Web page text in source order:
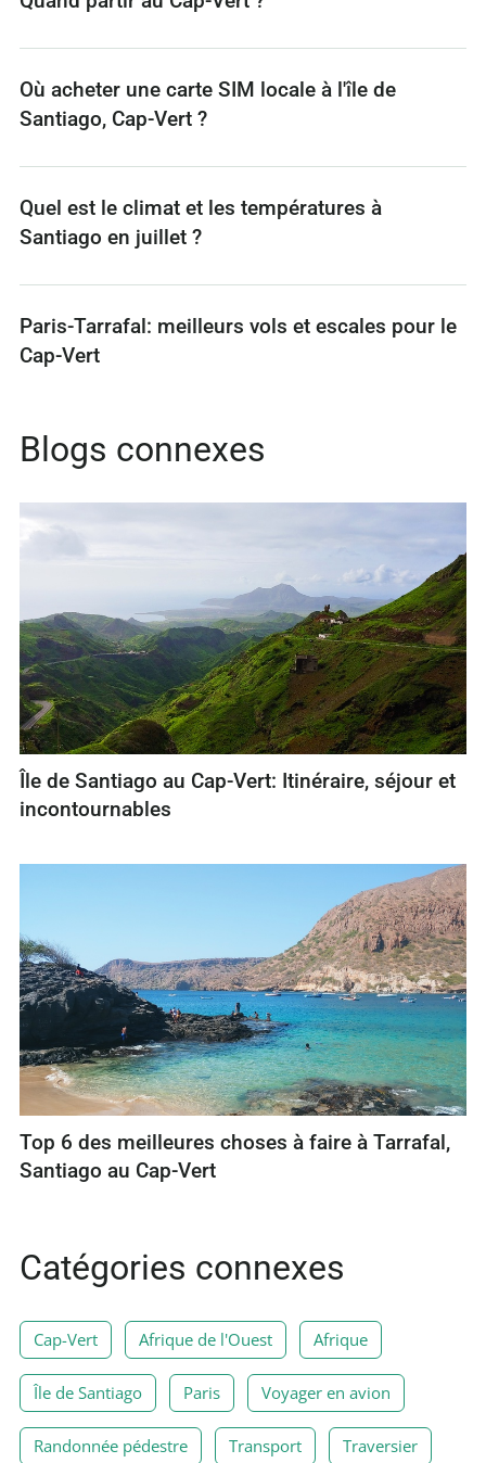
Où acheter une carte SIM locale à l'île de
Santiago, Cap-Vert ?
Quel est le climat et les températures à
Santiago en juillet ?
Paris-Tarrafal: meilleurs vols et escales pour le
Cap-Vert
Blogs connexes
Île de Santiago au Cap-Vert: Itinéraire, séjour et
incontournables
Top 6 des meilleures choses à faire à Tarrafal,
Santiago au Cap-Vert
Catégories connexes
Cap-Vert Afrique de l'Ouest Afrique
Île de Santiago Paris Voyager en avion
Randonnée pédestre Transport Traversier